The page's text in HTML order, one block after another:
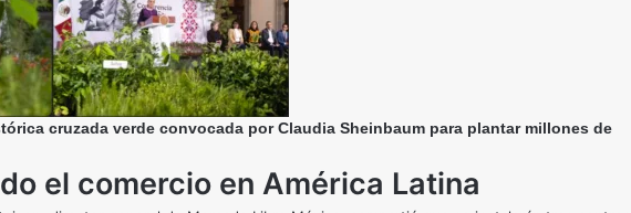
cruzada verde convocada por Claudia Sheinbaum para plantar millones de
el comercio en América Latina